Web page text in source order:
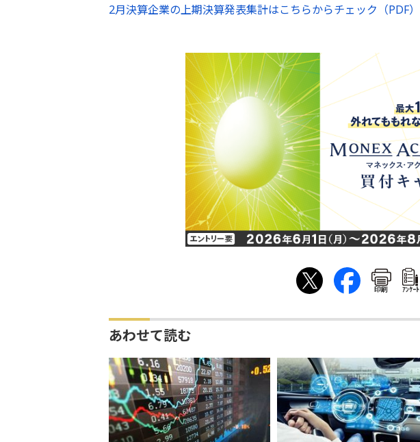
2月決算企業の上期決算発表集計はこちらからチェック（PDF）
印刷 ｱﾝｹｰﾄ
あわせて読む